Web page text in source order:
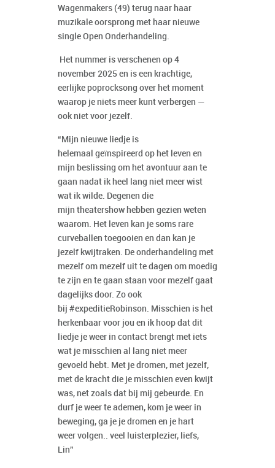
Wagenmakers (49) terug naar haar
muzikale oorsprong met haar nieuwe
single Open Onderhandeling.
Het nummer is verschenen op 4
november 2025 en is een krachtige,
eerlijke poprocksong over het moment
waarop je niets meer kunt verbergen —
ook niet voor jezelf.
“Mijn nieuwe liedje is
helemaal geïnspireerd op het leven en
mijn beslissing om het avontuur aan te
gaan nadat ik heel lang niet meer wist
wat ik wilde. Degenen die
mijn theatershow hebben gezien weten
waarom. Het leven kan je soms rare
curveballen toegooien en dan kan je
jezelf kwijtraken. De onderhandeling met
mezelf om mezelf uit te dagen om moedig
te zijn en te gaan staan voor mezelf gaat
dagelijks door. Zo ook
bij #expeditieRobinson. Misschien is het
herkenbaar voor jou en ik hoop dat dit
liedje je weer in contact brengt met iets
wat je misschien al lang niet meer
gevoeld hebt. Met je dromen, met jezelf,
met de kracht die je misschien even kwijt
was, net zoals dat bij mij gebeurde. En
durf je weer te ademen, kom je weer in
beweging, ga je je dromen en je hart
weer volgen.. veel luisterplezier, liefs,
Lin”